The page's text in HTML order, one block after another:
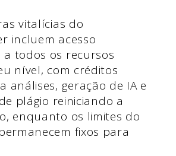
vitalícias do
incluem acesso
todos os recursos
nível, com créditos
análises, geração de IA e
plágio reiniciando a
enquanto os limites do
fixos para